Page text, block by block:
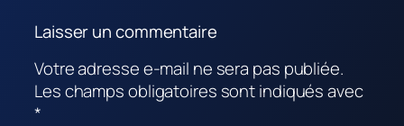
Laisser un commentaire
Votre adresse e-mail ne sera pas publiée.
Les champs obligatoires sont indiqués avec
*